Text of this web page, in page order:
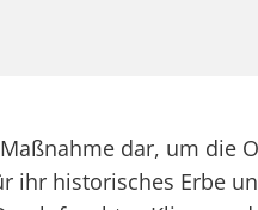
dar, um die
historisches Erbe